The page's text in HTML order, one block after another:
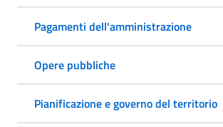
Pagamenti dell'amministrazione
Opere pubbliche
Pianificazione e governo del territorio